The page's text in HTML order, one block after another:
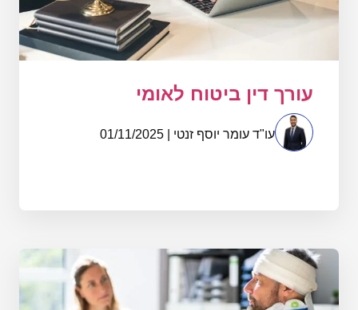
עורך דין ביטוח לאומי
עו"ד עומר יוסף זנטי | 01/11/2025